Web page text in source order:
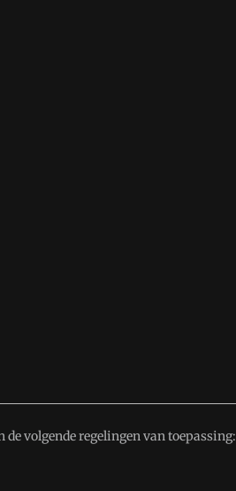
volgende regelingen van toepassing: